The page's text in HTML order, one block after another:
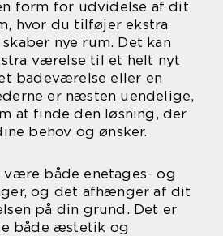
form for udvidelse af dit
hvor du tilføjer ekstra
nye rum. Det kan
værelse til et helt nyt
badeværelse eller en
er næsten uendelige,
at finde den løsning, der
behov og ønsker.
være både enetages- og
og det afhænger af dit
på din grund. Det er
både æstetik og